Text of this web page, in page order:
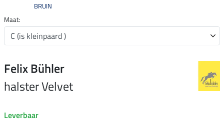
BRUIN
Maat:
Felix Bühler
halster Velvet
Leverbaar